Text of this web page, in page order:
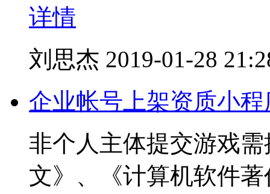
详情
刘思杰 2019-01-28
企业帐号上架资质小
非个人主体提交游戏
文》、《计算机软件